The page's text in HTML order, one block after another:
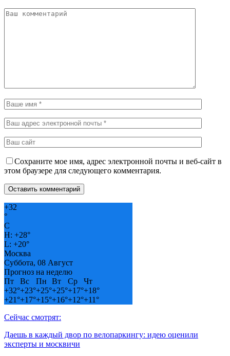
Сохраните мое имя, адрес электронной почты и веб-сайт в
этом браузере для следующего комментария.
+32
°
C
H: +28°
L: +20°
Москва
Суббота, 08 Август
Прогноз на неделю
Пт
Вс Пн Вт Ср
Чт
+32°+23°+25°+25°+17°+18°
+21°+17°+15°+16°+12°+11°
Сейчас смотрят:
Даешь в каждый двор по велопаркингу: идею оценили
эксперты и москвичи